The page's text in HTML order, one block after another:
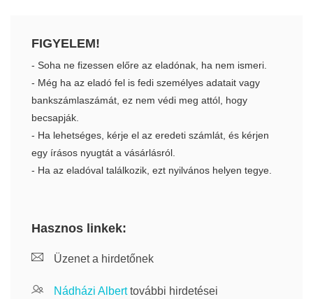
FIGYELEM!
- Soha ne fizessen előre az eladónak, ha nem ismeri.
- Még ha az eladó fel is fedi személyes adatait vagy
bankszámlaszámát, ez nem védi meg attól, hogy
becsapják.
- Ha lehetséges, kérje el az eredeti számlát, és kérjen
egy írásos nyugtát a vásárlásról.
- Ha az eladóval találkozik, ezt nyilvános helyen tegye.
Hasznos linkek:
Üzenet a hirdetőnek
Nádházi Alberttovábbi hirdetései